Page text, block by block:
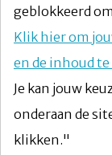
geblokkeerd
Klik hier om
en de inhoud
Je kan jouw
onderaan de
klikken."